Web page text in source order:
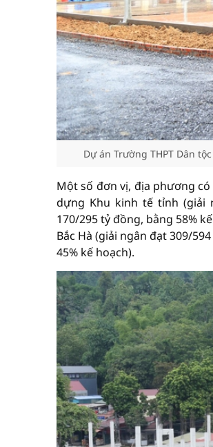
Dự án Trường THPT Dân
Một số đơn vị, địa phương
dựng Khu kinh tế tỉnh (giải
170/295 tỷ đồng, bằng 58%
Bắc Hà (giải ngân đạt 309/
45% kế hoạch).